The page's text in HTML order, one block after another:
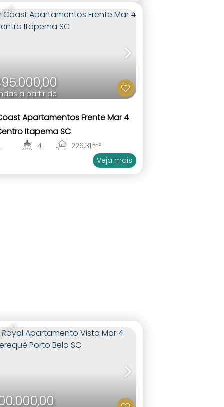
a partir de
Apartamentos Frente Mar 4
Itapema SC
4 229.31m²
Veja mais